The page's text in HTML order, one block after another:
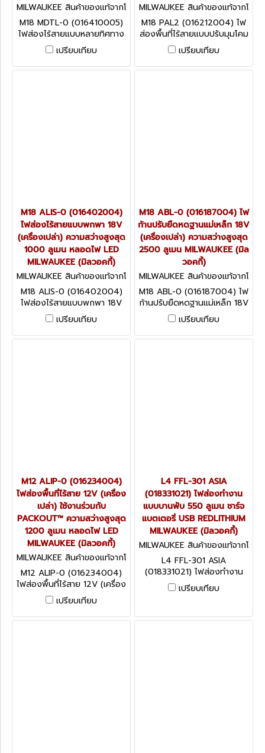
MILWAUKEE สินค้าของแท้จากโ
รงงานผู้ผลิต M18 MDTL-0 (0
16410005)
M18 MDTL-0 (016410005)
ไฟส่องไร้สายแบบหลายทิศทาง
18V (เครื่องเปล่า) ความสว่าง
สูงสุด 4500 ลูเมน หลอดไฟ
LED MILWAUKEE (มิลวอคกี้)
เปรียบเทียบ
MILWAUKEE สินค้าของแท้จากโ
รงงานผู้ผลิต M18 PAL2 (0162
12004)
M18 PAL2 (016212004) ไฟ
ส่องพื้นที่ไร้สายแบบปรับมุมโคม
18V (เครื่องเปล่า) ความสว่าง
สูงสุด 2000 ลูเมน หลอดไฟ
LED MILWAUKEE (มิลวอคกี้)
เปรียบเทียบ
M18 ALIS-0 (016402004)
ไฟส่องไร้สายแบบพกพา 18V
(เครื่องเปล่า) ความสว่างสูงสุด
1000 ลูเมน หลอดไฟ LED
MILWAUKEE (มิลวอคกี้)
MILWAUKEE สินค้าของแท้จากโ
รงงานผู้ผลิต M18 ALIS-0 (01
6402004)
M18 ALIS-0 (016402004)
ไฟส่องไร้สายแบบพกพา 18V
(เครื่องเปล่า) ความสว่างสูงสุด
1000 ลูเมน หลอดไฟ LED
MILWAUKEE (มิลวอคกี้)
เปรียบเทียบ
M18 ABL-0 (016187004) ไฟ
ก้านปรับยืดหดฐานแม่เหล็ก 18V
(เครื่องเปล่า) ความสว่างสูงสุด
2500 ลูเมน MILWAUKEE (มิล
วอคกี้)
MILWAUKEE สินค้าของแท้จากโ
รงงานผู้ผลิต M18 ABL-0 (016
187004)
M18 ABL-0 (016187004) ไฟ
ก้านปรับยืดหดฐานแม่เหล็ก 18V
(เครื่องเปล่า) ความสว่างสูงสุด
2500 ลูเมน MILWAUKEE (มิล
วอคกี้)
เปรียบเทียบ
M12 ALIP-0 (016234004)
ไฟส่องพื้นที่ไร้สาย 12V (เครื่อง
เปล่า) ใช้งานร่วมกับ
PACKOUT™ ความสว่างสูงสุด
1200 ลูเมน หลอดไฟ LED
MILWAUKEE (มิลวอคกี้)
MILWAUKEE สินค้าของแท้จากโ
รงงานผู้ผลิต M12 ALIP-0 (01
6234004)
M12 ALIP-0 (016234004)
ไฟส่องพื้นที่ไร้สาย 12V (เครื่อง
เปล่า) ใช้งานร่วมกับ
PACKOUT™ ความสว่างสูงสุด
1200 ลูเมน หลอดไฟ LED
เปรียบเทียบ
L4 FFL-301 ASIA
(018331021) ไฟส่องทำงาน
แบบบานพับ 550 ลูเมน ชาร์จ
แบตเตอรี่ USB REDLITHIUM
MILWAUKEE (มิลวอคกี้)
MILWAUKEE สินค้าของแท้จากโ
รงงานผู้ผลิต L4 FFL-301 ASI
A (018331021)
L4 FFL-301 ASIA
(018331021) ไฟส่องทำงาน
แบบบานพับ 550 ลูเมน ชาร์จ
แบตเตอรี่ USB REDLITHIUM
เปรียบเทียบ